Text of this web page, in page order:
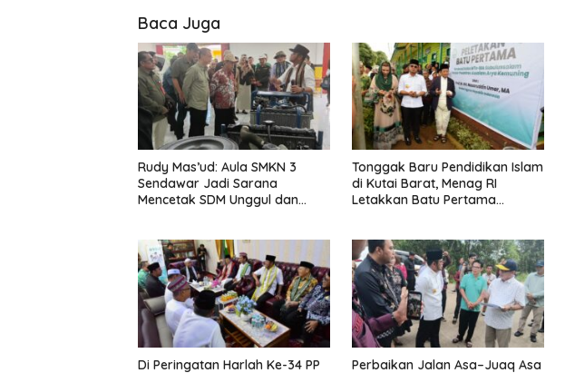
Baca Juga
Rudy Mas’ud: Aula SMKN 3
Sendawar Jadi Sarana
Mencetak SDM Unggul dan
Tonggak Baru Pendidikan Islam
di Kutai Barat, Menag RI
Letakkan Batu Pertama
Di Peringatan Harlah Ke-34 PP
Perbaikan Jalan Asa–Juaq Asa